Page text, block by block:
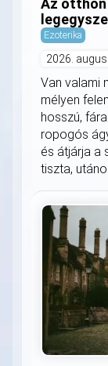
Az otthon
Ezoterika
2026.
Van valami
mélyen
hosszú,
ropogós
és átjárja a
tiszta,